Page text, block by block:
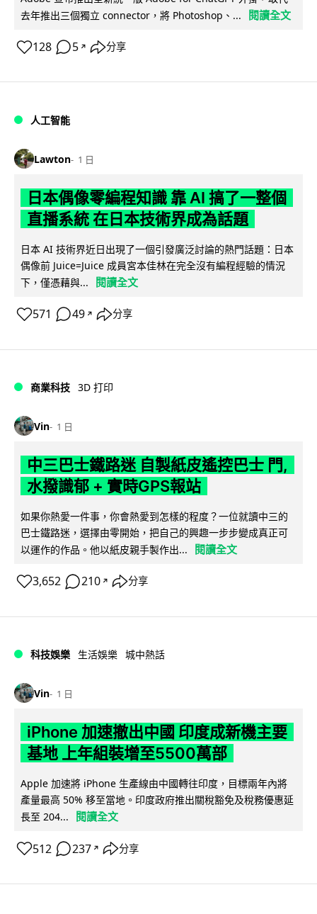
去年推出三個獨立 connector，將 Photoshop、...
閱讀全文
128 5 ↗ 分享
人工智能
Lawton 1 日
日本偶像零編程知識 靠 AI 搞了一整個
直播系統 在日本技術界成為話題
日本 AI 技術界近日出現了一個引發廣泛討論的熱門話題：日本
偶像前 Juice=Juice 成員宮本佳林在完全沒有編程經驗的情況
下，僅憑藉與...
閱讀全文
571 49 ↗ 分享
商業科技 3D 打印
Vin 1 日
中三巴士鐵路迷 自製紙皮遙控巴士 門,
水撥識郁 + 實時GPS報站
如果你熱愛一件事，你會熱愛到怎樣的程度？一位就讀中三的
巴士鐵路迷，選擇由零開始，把自己的興趣一步步變成真正可
以運作的作品。他以紙皮親手製作出...
閱讀全文
3,652 210 ↗ 分享
科技娛樂 生活娛樂 城中熱話
Vin 1 日
iPhone 加速撤出中國 印度成新機主要
基地 上年組裝增至5500萬部
Apple 加速將 iPhone 生產線由中國轉往印度，目標兩年內將
產量最高 50% 移至當地。印度政府推出關稅豁免及稅務優惠延
長至 204...
閱讀全文
512 237 ↗ 分享